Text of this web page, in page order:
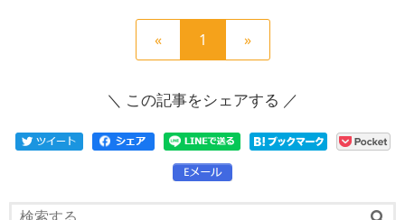
«前
の
ー
へ
1
在
ペ
ジ
»次
の
ー
へ
＼ この記事をシェアする ／